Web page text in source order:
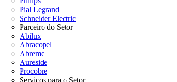
Pial Legrand
Schneider Electric
Parceiro do Setor
Abilux
Abracopel
Abreme
Aureside
Procobre
Serviços para o Setor